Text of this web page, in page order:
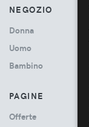
NEGOZIO
Donna
Uomo
Bambino
PAGINE
Offerte